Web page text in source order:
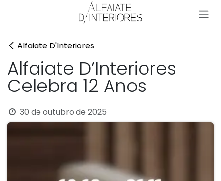
Alfaiate D'Interiores
Alfaiate D’Interiores
Celebra 12 Anos
30 de outubro de 2025